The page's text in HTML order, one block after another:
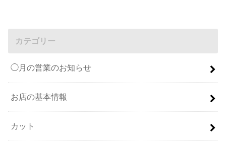
カテゴリー
◯月の営業のお知らせ
お店の基本情報
カット